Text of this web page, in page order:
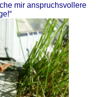
mir anspruchsvollere